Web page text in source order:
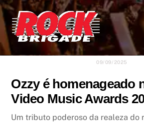
Skip
to
content
09/09/2025
Ozzy é homenageado
Video Music Awards
Um tributo poderoso da realeza do